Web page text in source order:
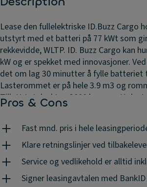
Lease den fullelektriske ID.Buzz Cargo
utstyrt med et batteri på 77 kWt som
rekkevidde, WLTP. ID. Buzz Cargo kan
kW og er spekket med innovasjoner.
det om lag 30 minutter å fylle batteriet
Lasterommet er på hele 3.9 m3 og
Tillatt totalvekt er 3000 kg og
kg. Topphengslet bakluke er standard,
tilgjengelig med sidehengslede
LED-lys er standard sammen med en
for fremtiden. Tilhengerfeste trekker
tillegg godkjent for taklast opptil 100
fremtidens varebil er den nå endelig å
modell kan avvike fra tilbudet. Det er
Pros & Cons
Fast mnd. pris i hele
Klare retningslinjer ved
Service og vedlikehold er alltid
Signer leasingavtalen med BankID